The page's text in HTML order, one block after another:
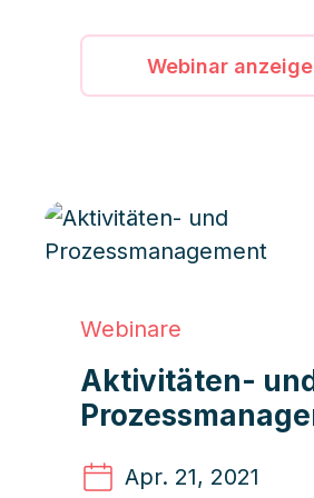
Webinar
Webinare
Aktivitäten-
Apr. 21, 2021